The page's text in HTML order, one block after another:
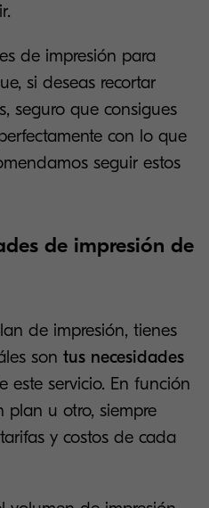
de impresión para
si deseas recortar
seguro que consigues
con lo que
seguir estos
de impresión de
de impresión, tienes
son tus necesidades
este servicio. En función
plan u otro, siempre
y costos de cada